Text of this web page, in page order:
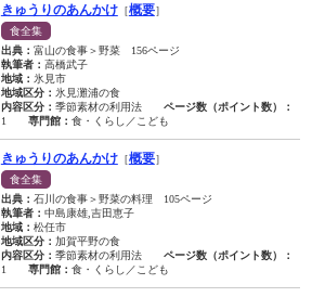
きゅうりのあんかけ［概要］
食全集
出典： 富山の食事＞野菜 156ページ
執筆者： 高橋武子
地域： 氷見市
地域区分： 氷見灘浦の食
内容区分： 季節素材の利用法
ページ数（ポイント数）：
1
専門館： 食・くらし／こども
きゅうりのあんかけ［概要］
食全集
出典： 石川の食事＞野菜の料理 105ページ
執筆者： 中島康雄,吉田恵子
地域： 松任市
地域区分： 加賀平野の食
内容区分： 季節素材の利用法
ページ数（ポイント数）：
1
専門館： 食・くらし／こども